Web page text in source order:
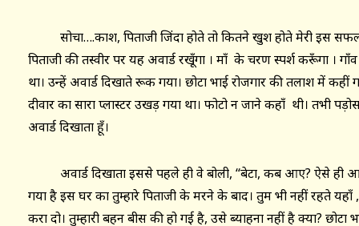
सोचा….काश, पिताजी जिंदा होते तो कितने खुश होते मेरी इस
पिताजी की तस्वीर पर यह अवार्ड रखूँगा । माँ के चरण स्पर्श करूँगा ।
था। उन्हें अवार्ड दिखाते रूक गया। छोटा भाई रोजगार की तलाश में कहीं
दीवार का सारा प्लास्टर उखड़ गया था। फोटो न जाने कहाँ थी। तभी
अवार्ड दिखाता हूँ।
अवार्ड दिखाता इससे पहले ही वे बोली, ‘‘बेटा, कब आए? ऐसे ही आ
गया है इस घर का तुम्हारे पिताजी के मरने के बाद। तुम भी नहीं रहते
करा दो। तुम्हारी बहन बीस की हो गई है, उसे ब्याहना नहीं है क्या?